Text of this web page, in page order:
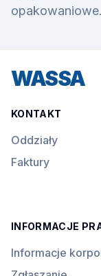
opakowaniowe.
WASSA
KONTAKT
Oddziały
Faktury
INFORMACJE
Informacje